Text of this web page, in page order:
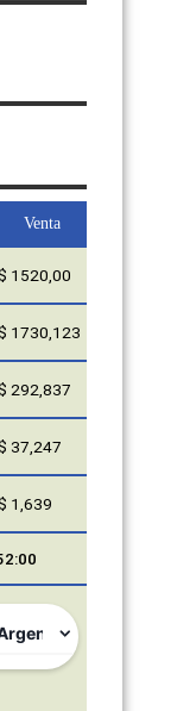
Venta
1520,00
1730,123
292,837
37,247
1,639